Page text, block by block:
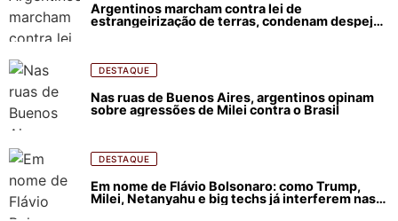
Argentinos marcham contra lei de
estrangeirização de terras, condenam despejos
DESTAQUE
Nas ruas de Buenos Aires, argentinos opinam
sobre agressões de Milei contra o Brasil
DESTAQUE
Em nome de Flávio Bolsonaro: como Trump,
Milei, Netanyahu e big techs já interferem nas